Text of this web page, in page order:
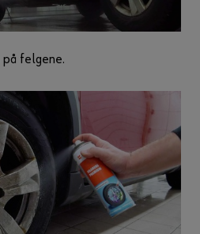
på felgene.